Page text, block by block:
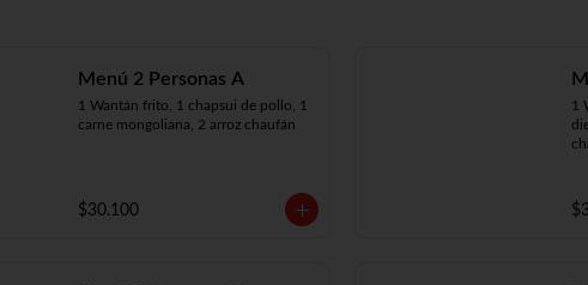
Menú 2 Personas A
1 Wantán frito, 1 chapsui de pollo, 1
carne mongoliana, 2 arroz chaufán
$30.100
1